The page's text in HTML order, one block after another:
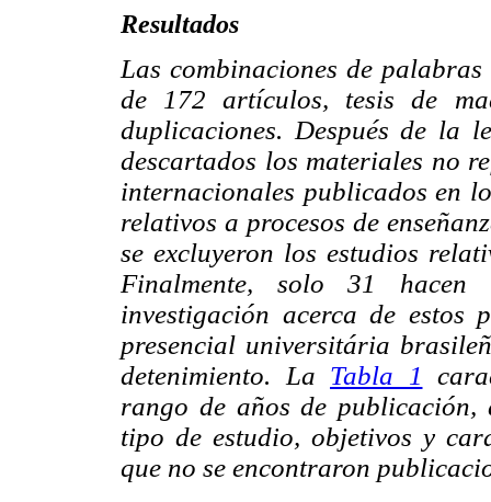
Resultados
Las combinaciones de
de 172 artículos, tesis de
duplicaciones. Después de la
descartados los materiales no
internacionales publicados en
relativos a procesos de
se excluyeron los estudios
Finalmente, solo 31
investigación acerca de estos
presencial universitária
detenimiento. La Tabla 1
rango de años de
tipo de estudio, objetivos y
que no se encontraron